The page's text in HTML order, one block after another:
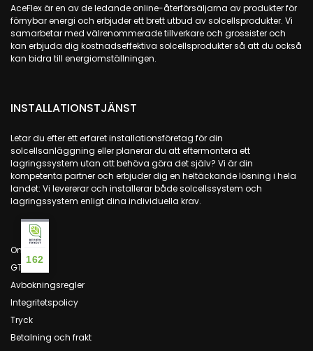
AceFlex är en av de ledande online-återförsäljarna av produkter för
förnybar energi och erbjuder ett brett utbud av solcellsprodukter. Vi
samarbetar med välrenommerade tillverkare och grossister och
kan erbjuda dig kostnadseffektiva solcellsprodukter så att du också
kan bidra till energiomställningen.
INSTALLATIONSTJÄNST
Letar du efter ett erfaret installationsföretag för din
solcellsanläggning eller planerar du att eftermontera ett
lagringssystem utan att behöva göra det själv? Vi är din
kompetenta partner och erbjuder dig en heltäckande lösning i hela
landet: Vi levererar och installerar både solcellssystem och
lagringssystem enligt dina individuella krav.
Om oss
GTC
Avbokningsregler
Integritetspolicy
Tryck
Betalning och frakt
162